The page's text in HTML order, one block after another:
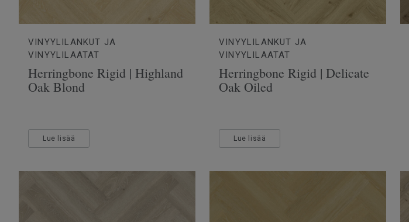
VINYYLILANKUT JA
VINYYLILAATAT
Herringbone Rigid | Highland
Oak Blond
Lue lisää
VINYYLILANKUT JA
VINYYLILAATAT
Herringbone Rigid | Delicate
Oak Oiled
Lue lisää